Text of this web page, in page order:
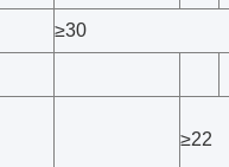
≥30
≥22